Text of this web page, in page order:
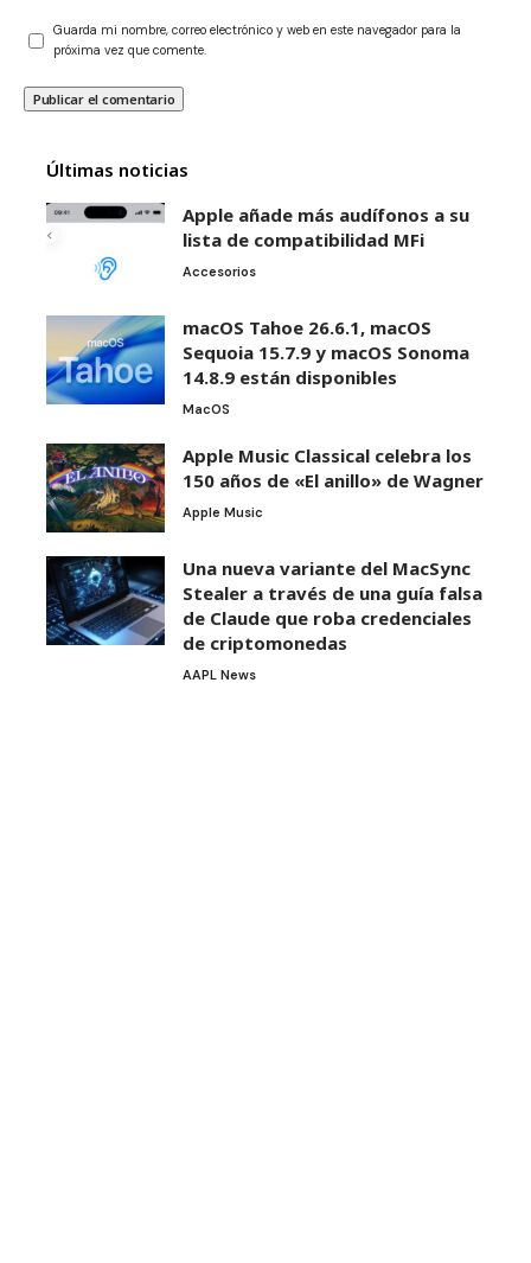
Guarda mi nombre, correo electrónico y web en este navegador para la
próxima vez que comente.
Últimas noticias
Apple añade más audífonos a su
lista de compatibilidad MFi
Accesorios
macOS Tahoe 26.6.1, macOS
Sequoia 15.7.9 y macOS Sonoma
14.8.9 están disponibles
MacOS
Apple Music Classical celebra los
150 años de «El anillo» de Wagner
Apple Music
Una nueva variante del MacSync
Stealer a través de una guía falsa
de Claude que roba credenciales
de criptomonedas
AAPL News